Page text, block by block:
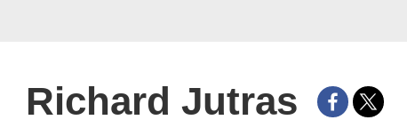
Richard Jutras